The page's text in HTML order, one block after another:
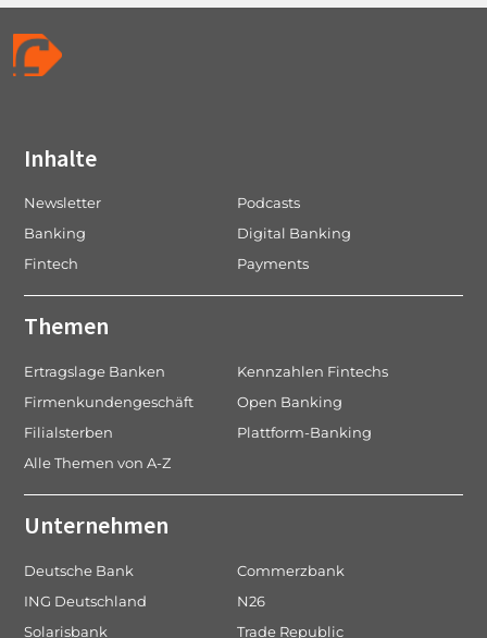
Inhalte
Newsletter
Podcasts
Banking
Digital Banking
Fintech
Payments
Themen
Ertragslage Banken
Kennzahlen Fintechs
Firmenkundengeschäft
Open Banking
Filialsterben
Plattform-Banking
Alle Themen von A-Z
Unternehmen
Deutsche Bank
Commerzbank
ING Deutschland
N26
Solarisbank
Trade Republic